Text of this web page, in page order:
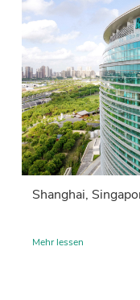
Shanghai,
Mehr lessen